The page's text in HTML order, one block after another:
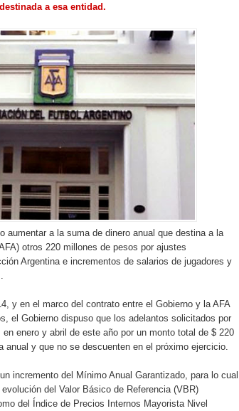
destinada a esa entidad.
aumentar a la suma de dinero anual que destina a la
otros 220 millones de pesos por ajustes
Argentina e incrementos de salarios de jugadores y
y en el marco del contrato entre el Gobierno y la AFA
el Gobierno dispuso que los adelantos solicitados por
enero y abril de este año por un monto total de $ 220
anual y que no se descuenten en el próximo ejercicio.
incremento del Mínimo Anual Garantizado, para lo cual
del Valor Básico de Referencia (VBR)
del Índice de Precios Internos Mayorista Nivel